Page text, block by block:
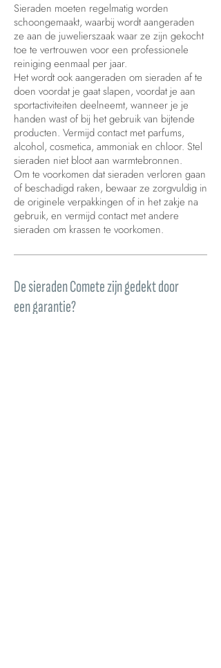
Sieraden moeten regelmatig worden
schoongemaakt, waarbij wordt aangeraden
ze aan de juwelierszaak waar ze zijn gekocht
toe te vertrouwen voor een professionele
reiniging eenmaal per jaar.
Het wordt ook aangeraden om sieraden af te
doen voordat je gaat slapen, voordat je aan
sportactiviteiten deelneemt, wanneer je je
handen wast of bij het gebruik van bijtende
producten. Vermijd contact met parfums,
alcohol, cosmetica, ammoniak en chloor. Stel
sieraden niet bloot aan warmtebronnen.
Om te voorkomen dat sieraden verloren gaan
of beschadigd raken, bewaar ze zorgvuldig in
de originele verpakkingen of in het zakje na
gebruik, en vermijd contact met andere
sieraden om krassen te voorkomen.
De sieraden Comete zijn gedekt door
een garantie?